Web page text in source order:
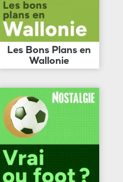
Les Bons Plans en
Wallonie